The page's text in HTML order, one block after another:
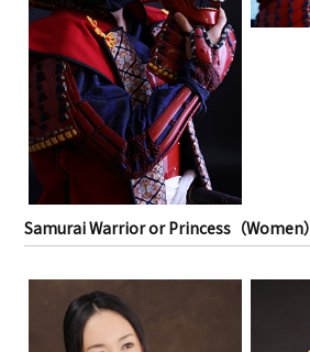
Samurai Warrior or Princess（Women）